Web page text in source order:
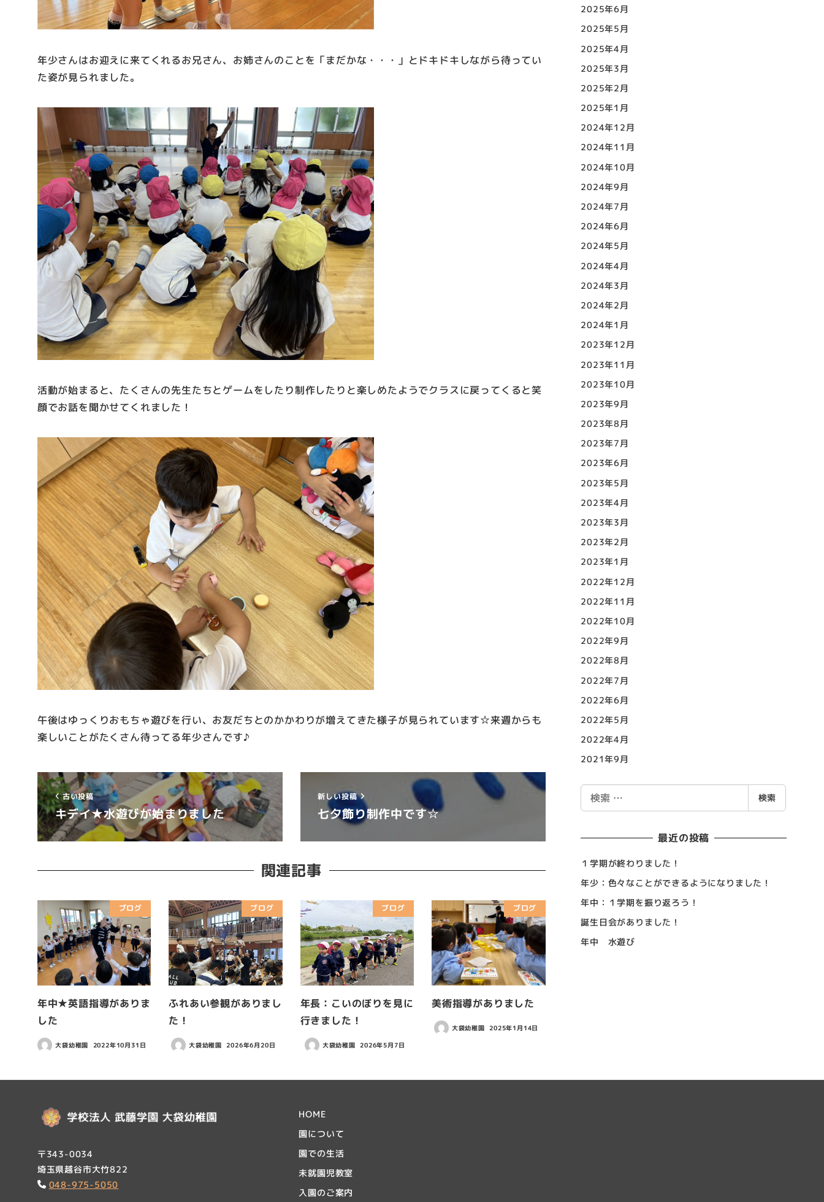
年少さんはお迎えに来てくれるお兄さん、お姉さんのことを「まだかな・・・」とドキドキしながら待ってい
た姿が見られました。
活動が始まると、たくさんの先生たちとゲームをしたり制作したりと楽しめたようでクラスに戻ってくると笑
顔でお話を聞かせてくれました！
午後はゆっくりおもちゃ遊びを行い、お友だちとのかかわりが増えてきた様子が見られています☆来週からも
楽しいことがたくさん待ってる年少さんです♪
古い投稿
キデイ★水遊びが始まりました
新しい投稿
七夕飾り制作中です☆
関連記事
ブログ
年中★英語指導がありま
した
大袋幼稚園 2022年10月31日
ブログ
ふれあい参観がありまし
た！
大袋幼稚園 2026年6月20日
ブログ
年長：こいのぼりを見に
行きました！
大袋幼稚園 2026年5月7日
ブログ
美術指導がありました
大袋幼稚園 2025年1月14日
2025年6月
2025年5月
2025年4月
2025年3月
2025年2月
2025年1月
2024年12月
2024年11月
2024年10月
2024年9月
2024年7月
2024年6月
2024年5月
2024年4月
2024年3月
2024年2月
2024年1月
2023年12月
2023年11月
2023年10月
2023年9月
2023年8月
2023年7月
2023年6月
2023年5月
2023年4月
2023年3月
2023年2月
2023年1月
2022年12月
2022年11月
2022年10月
2022年9月
2022年8月
2022年7月
2022年6月
2022年5月
2022年4月
2021年9月
索
検索
最近の投稿
１学期が終わりました！
年少：色々なことができるようになりました！
年中：１学期を振り返ろう！
誕生日会がありました！
年中 水遊び
〒343-0034
埼玉県越谷市大竹822
048-975-5050
HOME
園について
園での生活
未就園児教室
入園のご案内